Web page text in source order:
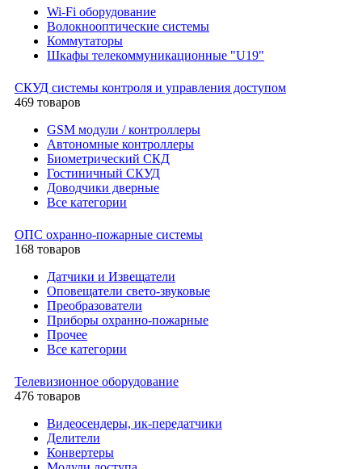
Wi-Fi оборудование
Волокнооптические системы
Коммутаторы
Шкафы телекоммуникационные "U19"
СКУД системы контроля и управления доступом
469 товаров
GSM модули / контроллеры
Автономные контроллеры
Биометрический СКД
Гостиничный СКУД
Доводчики дверные
Все категории
ОПС охранно-пожарные системы
168 товаров
Датчики и Извещатели
Оповещатели свето-звуковые
Преобразователи
Приборы охранно-пожарные
Прочее
Все категории
Телевизионное оборудование
476 товаров
Видеосендеры, ик-передатчики
Делители
Конвертеры